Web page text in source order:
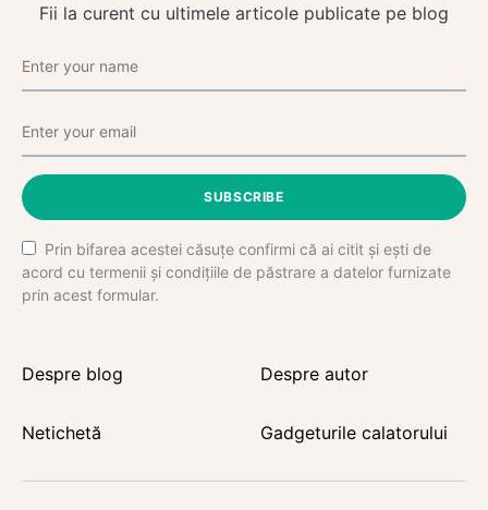
Fii la curent cu ultimele articole publicate pe blog
SUBSCRIBE
Prin bifarea acestei căsuțe confirmi că ai citit și ești de
acord cu termenii și condițiile de păstrare a datelor furnizate
prin acest formular.
Despre blog Despre autor
Netichetă Gadgeturile calatorului